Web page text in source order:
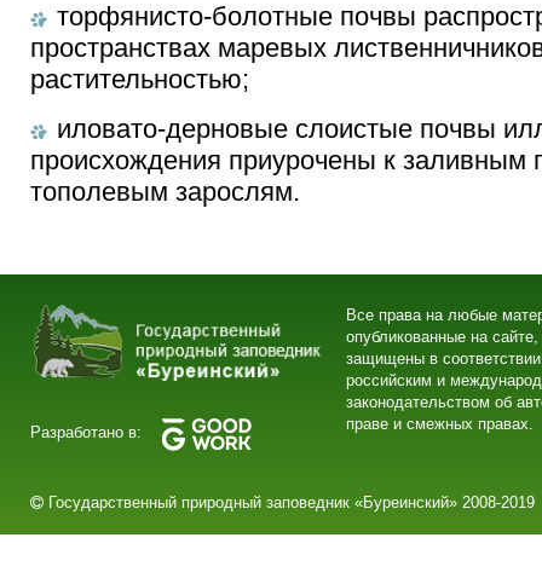
торфянисто-болотные почвы
пространствах маревых
растительностью;
иловато-дерновые слоистые почвы
происхождения приурочены к заливным
тополевым зарослям.
Разработано в:
Все права на любые
опубликованные на сайте,
защищены в
российским и
законодательством об
праве и смежных правах.
Государственный природный заповедник «Буреинский» 2008-2019